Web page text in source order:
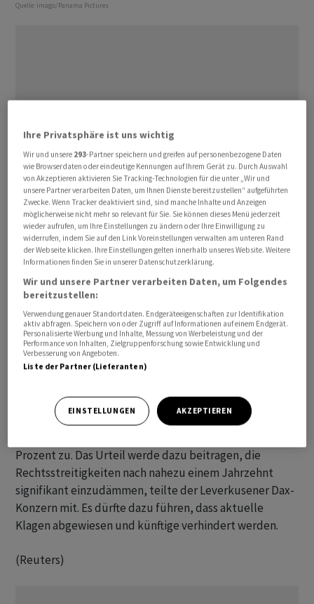
Quelle: imago/Panama Pictures
Der Supreme Court ‌entschied am ​Donnerstag, dass die
Zulassungsvorgaben der US-Bundesbehörden Vorrang
vor dem Recht einzelner Bundesstaaten haben. Damit
entzogen die Richter Tausenden Klagen wegen
‌angeblich unzureichender Krebs-Warnhinweise die
Grundlage. Bayer hatte stets argumentiert, dass die US-
Umweltschutzbehörde EPA den ​Wirkstoff als nicht
Warnhinweise daher ​nicht zulässig seien.
Prozent zu. Das Urteil werde dazu ​beitragen, ​die
Rechtsstreitigkeiten nach ⁠nahezu einem Jahrzehnt
signifikant ​einzudämmen, teilte ⁠der Leverkusener Dax-
Konzern mit. Es dürfte ‌dazu führen, dass aktuelle
Klagen abgewiesen und künftige verhindert werden.
(Reuters)
Ihre Privatsphäre ist uns wichtig
Wir und unsere 293-Partner speichern und greifen auf personenbezogene Daten
wie Browserdaten oder eindeutige Kennungen auf Ihrem Gerät zu. Durch Auswahl
von Akzeptieren aktivieren Sie Tracking-Technologien für die unter „Wir und
unsere Partner verarbeiten Daten, um Ihnen Dienste bereitzustellen“ aufgeführten
Zwecke. Wenn Tracker deaktiviert sind, sind manche Inhalte und Anzeigen
möglicherweise nicht mehr so relevant für Sie. Sie können dieses Menü jederzeit
wieder aufrufen, um Ihre Einstellungen zu ändern oder Ihre Einwilligung zu
widerrufen, indem Sie auf den Link Voreinstellungen verwalten am unteren Rand
der Webseite klicken. Ihre Einstellungen gelten innerhalb unseres Website. Weitere
Informationen finden Sie in unserer Datenschutzerklärung.
Wir und unsere Partner verarbeiten Daten, um Folgendes
bereitzustellen:
Verwendung genauer Standortdaten. Endgeräteeigenschaften zur Identifikation
aktiv abfragen. Speichern von oder Zugriff auf Informationen auf einem Endgerät.
Personalisierte Werbung und Inhalte, Messung von Werbeleistung und der
Performance von Inhalten, Zielgruppenforschung sowie Entwicklung und
Verbesserung von Angeboten.
Liste der Partner (Lieferanten)
EINSTELLUNGEN AKZEPTIEREN